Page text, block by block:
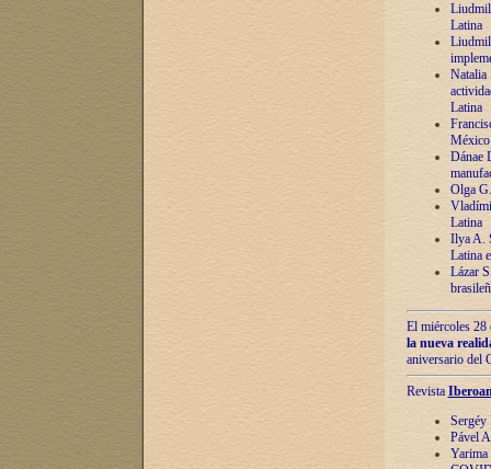
Latina
Natalia
Latina
México
Dánae
Olga
Latina
Ilya A.
Latina
Lázar
El miércoles 28
la nueva
aniversario del
Revista
Sergéy
Pável
Yarima